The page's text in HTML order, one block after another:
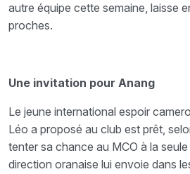
autre équipe cette semaine, laisse
proches.
Une invitation pour Anang
Le jeune international espoir
Léo a proposé au club est prêt,
tenter sa chance au MCO à la
direction oranaise lui envoie dans